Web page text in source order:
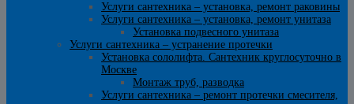
Услуги сантехника – установка, ремонт раковины
Услуги сантехника – установка, ремонт унитаза
Установка подвесного унитаза
Услуги сантехника – устранение протечки
Установка сололифта. Сантехник круглосуточно в
Москве
Монтаж труб, разводка
Услуги сантехника – ремонт протечки смесителя,